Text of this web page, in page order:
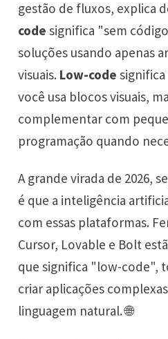
gestão de fluxos, explica
code significa "sem
soluções usando apenas
visuais. Low-code
você usa blocos visuais,
complementar com
programação quando
A grande virada de 2026,
é que a inteligência
com essas plataformas.
Cursor, Lovable e Bolt
que significa "low-code",
criar aplicações
linguagem natural. 🌐